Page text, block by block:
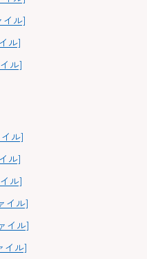
イル]
ル]
ル]
ル]
ル]
ル]
イル]
イル]
イル]